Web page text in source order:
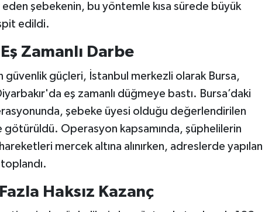
eden şebekenin, bu yöntemle kısa sürede büyük
edildi.
Zamanlı Darbe
güvenlik güçleri, İstanbul merkezli olarak Bursa,
eş zamanlı düğmeye bastı. Bursa’daki
şebeke üyesi olduğu değerlendirilen
götürüldü. Operasyon kapsamında, şüphelilerin
mercek altına alınırken, adreslerde yapılan
Haksız Kazanç